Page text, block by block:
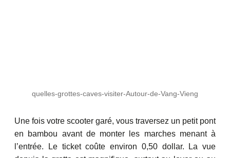
quelles-grottes-caves-visiter-Autour-de-Vang-Vieng
Une fois votre scooter garé, vous traversez un petit pont
en bambou avant de monter les marches menant à
l’entrée. Le ticket coûte environ 0,50 dollar. La vue